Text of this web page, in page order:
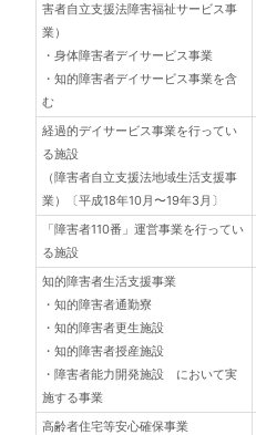
害者自立支援法障害福祉サービス事
業）
・身体障害者デイサービス事業
・知的障害者デイサービス事業を含
む
経過的デイサービス事業を行ってい
る施設
（障害者自立支援法地域生活支援事
業）〔平成18年10月〜19年3月〕
「障害者110番」運営事業を行ってい
る施設
知的障害者生活支援事業
・知的障害者通勤寮
・知的障害者更生施設
・知的障害者授産施設
・障害者能力開発施設 において実
施する事業
高齢者住宅等安心確保事業